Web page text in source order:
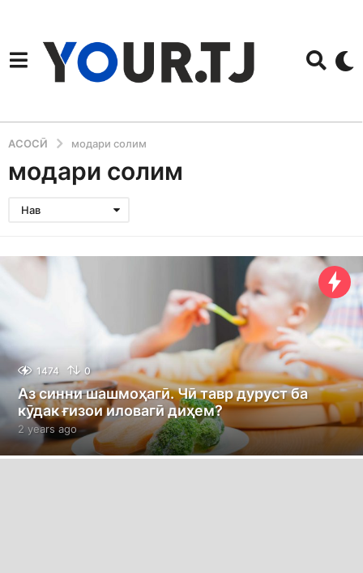
АСОСӢ модари солим
модари солим
Нав
1474 0
Аз синни шашмоҳагӣ. Чӣ тавр дуруст ба
кӯдак ғизои иловагӣ диҳем?
2 years ago2
y
e